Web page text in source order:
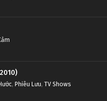
, Phiêu Lưu, TV Shows